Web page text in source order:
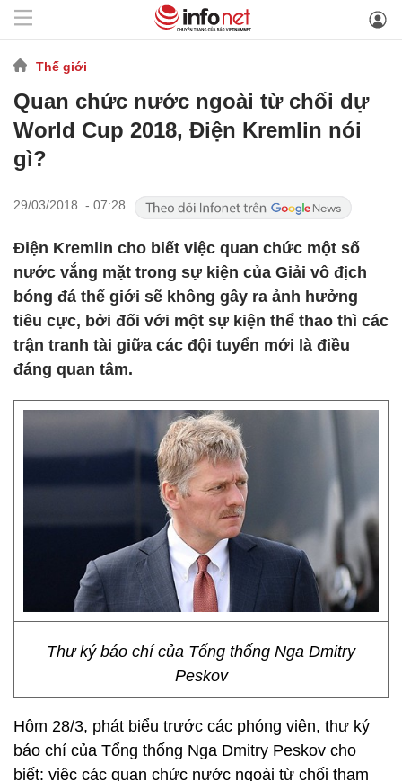
Thế giới
Quan chức nước ngoài từ chối dự
World Cup 2018, Điện Kremlin nói
gì?
29/03/2018 - 07:28
Điện Kremlin cho biết việc quan chức một số
nước vắng mặt trong sự kiện của Giải vô địch
bóng đá thế giới sẽ không gây ra ảnh hưởng
tiêu cực, bởi đối với một sự kiện thể thao thì các
trận tranh tài giữa các đội tuyển mới là điều
đáng quan tâm.
Thư ký báo chí của Tổng thống Nga Dmitry
Peskov
Hôm 28/3, phát biểu trước các phóng viên, thư ký
báo chí của Tổng thống Nga Dmitry Peskov cho
biết: việc các quan chức nước ngoài từ chối tham